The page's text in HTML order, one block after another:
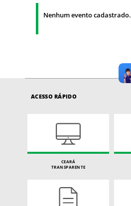
Nenhum evento cadastrado.
ACESSO RÁPIDO
CEARÁ
TRANSPARENTE